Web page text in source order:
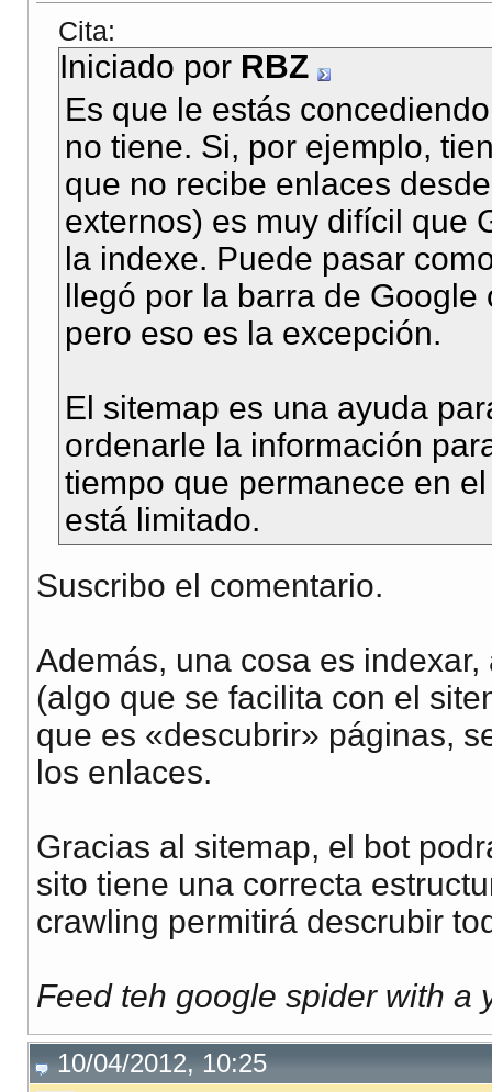
Cita:
Iniciado por RBZ
Es que le estás
no tiene. Si, por ejemplo,
que no recibe enlaces
externos) es muy difícil que
la indexe. Puede pasar
llegó por la barra de
pero eso es la excepción.
El sitemap es una ayuda
ordenarle la información
tiempo que permanece en
está limitado.
Suscribo el comentario.
Además, una cosa es
(algo que se facilita con el
que es «descubrir» páginas,
los enlaces.
Gracias al sitemap, el bot
sito tiene una correcta
crawling permitirá descrubir
Feed teh google spider with a
10/04/2012, 10:25